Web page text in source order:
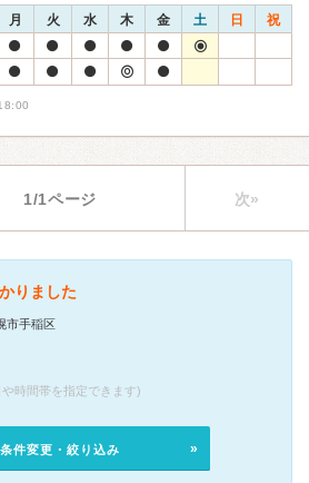
月 火 水 木 金 土 日 祝
1/1ページ 次»
りました
市手稲区
時間帯を指定できます)
条件変更・絞り込み